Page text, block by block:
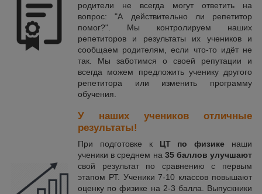
родители не всегда могут ответить на
вопрос: "А действительно ли репетитор
помог?". Мы контролируем наших
репетиторов и результаты их учеников и
сообщаем родителям, если что-то идёт не
так. Мы заботимся о своей репутации и
всегда можем предложить ученику другого
репетитора или изменить программу
обучения.
У наших учеников отличные
результаты!
При подготовке к ЦТ по физике наши
ученики в среднем на 35 баллов улучшают
свой результат по сравнению с первым
этапом РТ. Ученики 7-10 классов повышают
оценку по физике на 2-3 балла. Выпускники